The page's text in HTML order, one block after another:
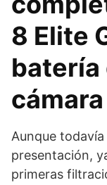
8 Elite
batería
Aunque
presentación,
primeras